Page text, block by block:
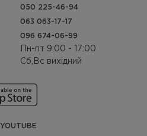
050 225-46-94
063 063-17-17
096 674-06-99
Пн-пт 9:00 - 17:00
Сб,Вс вихідний
YOUTUBE